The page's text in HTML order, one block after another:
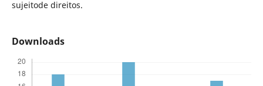
sujeitode direitos.
Downloads